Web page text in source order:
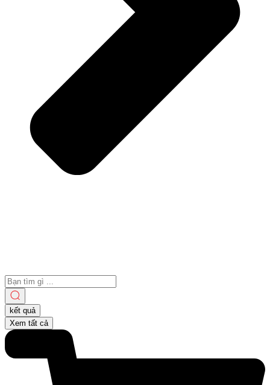
Search
...
kết quả
Xem tất cả